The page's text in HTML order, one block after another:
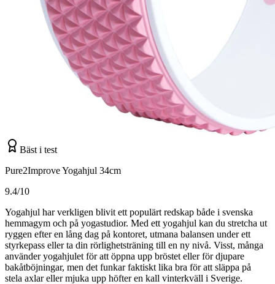
Bäst i test
Pure2Improve Yogahjul 34cm
9.4/10
Yogahjul har verkligen blivit ett populärt redskap både i svenska
hemmagym och på yogastudior. Med ett yogahjul kan du stretcha ut
ryggen efter en lång dag på kontoret, utmana balansen under ett
styrkepass eller ta din rörlighetsträning till en ny nivå. Visst, många
använder yogahjulet för att öppna upp bröstet eller för djupare
bakåtböjningar, men det funkar faktiskt lika bra för att släppa på
stela axlar eller mjuka upp höfter en kall vinterkväll i Sverige.